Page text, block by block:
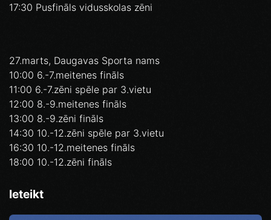
17:30 Pusfināls vidusskolas zēni
27.marts, Daugavas Sporta nams
10:00 6.-7.meitenes fināls
11:00 6.-7.zēni spēle par 3.vietu
12:00 8.-9.meitenes fināls
13:00 8.-9.zēni fināls
14:30 10.-12.zēni spēle par 3.vietu
16:30 10.-12.meitenes fināls
18:00 10.-12.zēni fināls
Ieteikt